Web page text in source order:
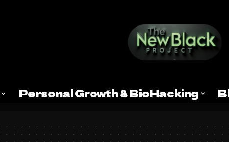
Personal Growth & BioHacking